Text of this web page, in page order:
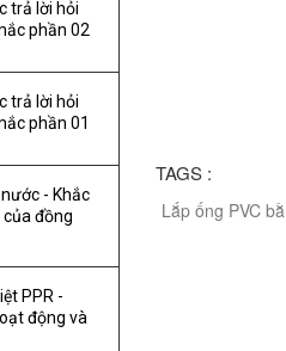
TAGS :
Lắp ống PVC
trả lời hỏi
phần 02
trả lời hỏi
phần 01
- Khắc
đồng
PPR -
động và